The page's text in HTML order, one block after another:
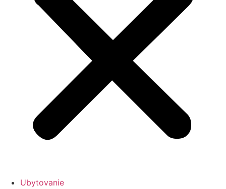
Ubytovanie